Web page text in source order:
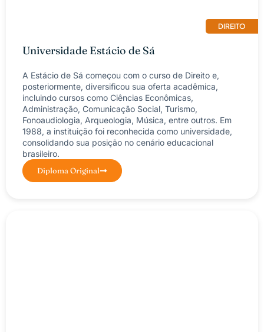
DIREITO
Universidade Estácio de Sá
A Estácio de Sá começou com o curso de Direito e,
posteriormente, diversificou sua oferta acadêmica,
incluindo cursos como Ciências Econômicas,
Administração, Comunicação Social, Turismo,
Fonoaudiologia, Arqueologia, Música, entre outros. Em
1988, a instituição foi reconhecida como universidade,
consolidando sua posição no cenário educacional
brasileiro.
Diploma Original